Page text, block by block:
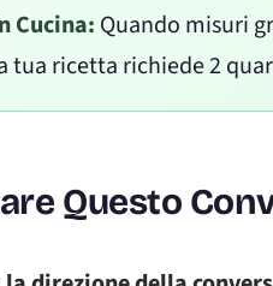
Cucina: Quando misuri
tua ricetta richiede 2
Questo